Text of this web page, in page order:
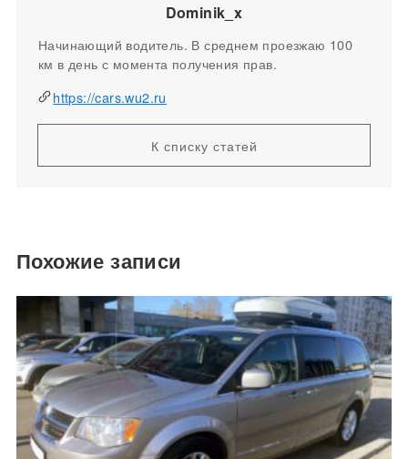
Dominik_x
Начинающий водитель. В среднем проезжаю 100
км в день с момента получения прав.
https://cars.wu2.ru
К списку статей
Похожие записи